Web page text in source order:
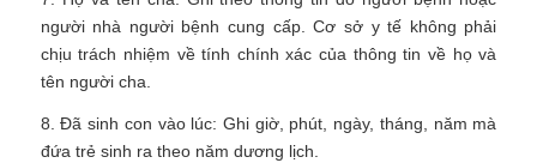
người nhà người bệnh cung cấp. Cơ sở y tế không phải
chịu trách nhiệm về tính chính xác của thông tin về họ và
tên người cha.
8. Đã sinh con vào lúc: Ghi giờ, phút, ngày, tháng, năm mà
đứa trẻ sinh ra theo năm dương lịch.